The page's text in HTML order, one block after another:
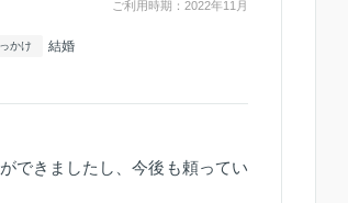
ご利用時期：2022年11月
かけ 結婚
できましたし、今後も頼ってい